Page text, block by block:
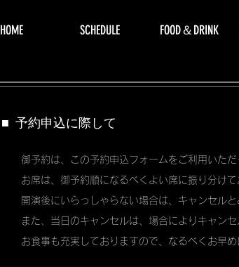
HOME SCHEDULE FOOD＆DRINK
■ 予約申込に際して
御予約は、この予約申込フォームをご利用いた
お席は、御予約順になるべくよい席に振り分け
開演後にいらっしゃらない場合は、キャンセル
また、当日のキャンセルは、場合によりキャン
お食事も充実しておりますので、なるべくお早め